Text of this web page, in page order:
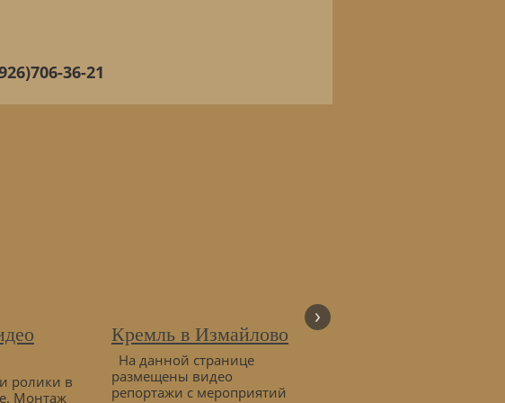
36-21
ролики в
Монтаж
Кремль в Измайлово
На данной странице
размещены видео
репортажи с мероприятий
ЗДЕСЬ ДЕЛАЮТ
›